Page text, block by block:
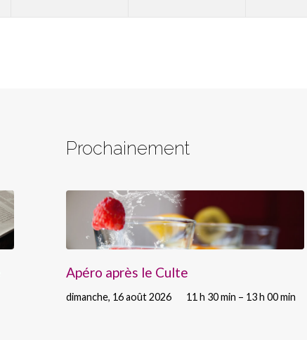
Prochainement
Apéro après le Culte
dimanche, 16 août 2026 11 h 30 min – 13 h 00 min